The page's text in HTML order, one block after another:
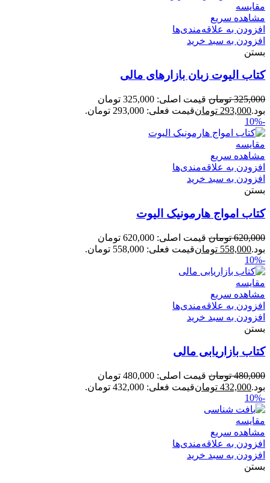
مقایسه
مشاهده سریع
افزودن به علاقه‌مندی‌ها
افزودن به سبد خرید
بستن
کتاب الیوت زبان بازارهای مالی
325,000 تومان
قیمت اصلی: 325,000 تومان
بود.293,000 تومانقیمت فعلی: 293,000 تومان.
-10%
مقایسه
مشاهده سریع
افزودن به علاقه‌مندی‌ها
افزودن به سبد خرید
بستن
کتاب امواج هارمونیک الیوت
620,000 تومان
قیمت اصلی: 620,000 تومان
بود.558,000 تومانقیمت فعلی: 558,000 تومان.
-10%
مقایسه
مشاهده سریع
افزودن به علاقه‌مندی‌ها
افزودن به سبد خرید
بستن
کتاب بازاریابی مالی
480,000 تومان
قیمت اصلی: 480,000 تومان
بود.432,000 تومانقیمت فعلی: 432,000 تومان.
-10%
مقایسه
مشاهده سریع
افزودن به علاقه‌مندی‌ها
افزودن به سبد خرید
بستن